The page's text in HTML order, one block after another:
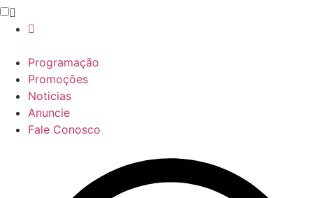
Programação
Promoções
Noticias
Anuncie
Fale Conosco